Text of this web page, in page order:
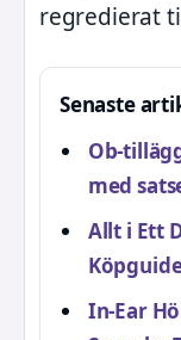
regredierat
Senaste
Ob-
med
Allt i Ett
In-Ear